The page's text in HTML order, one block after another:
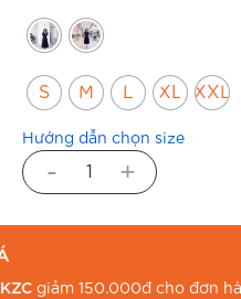
S M L XL XXL
- +
Hướng dẫn chọn size
giảm 150.000đ cho đơn